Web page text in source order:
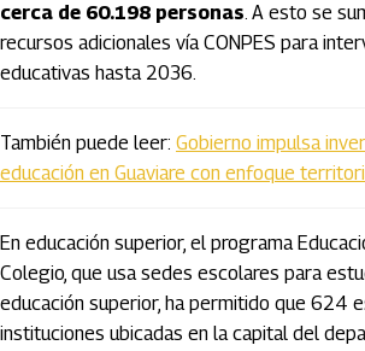
cerca de 60.198 personas. A esto se
recursos adicionales vía CONPES para
educativas hasta 2036.
También puede leer: Gobierno impulsa
educación en Guaviare con enfoque
En educación superior, el programa
Colegio, que usa sedes escolares para
educación superior, ha permitido que 624
instituciones ubicadas en la capital del